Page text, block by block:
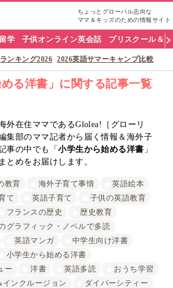
ちょっとグローバル志向な
ママ＆キッズのための情報サイト
学 子供オンライン英会話 プリスクール＆
ンキング2026 2026英語サマーキャンプ比較
める洋書」に関する記事一覧
外在住ママであるGlolea!［グローリ
集部のママ記者から届く情報＆海外子
事の中でも「小学生から始める洋書 」
とめをお届けします。
教育 海外子育て事情
英語絵本
て 英語子育て
子供の英語教育
フランスの歴史
歴史教育
グラフィック・ノベルで多読
英語マンガ
中学生向け洋書
小学生から始める洋書
ー
洋書 英語多読
おうち学習
ンクルージョン
ダイバーシティー